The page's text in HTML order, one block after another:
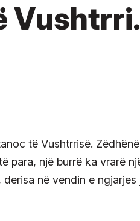
të Vushtrrisë.
para, një burrë ka vrarë
në vendin e ngjarjes